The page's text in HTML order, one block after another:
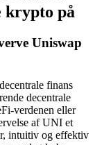
krypto på
Uniswap
finans
decentrale
verdenen eller
af UNI et
intuitiv og effektiv